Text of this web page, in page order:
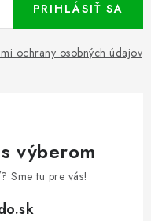
ochrany osobných údajov
PRIHLÁSIŤ SA
výberom
Sme tu pre vás!